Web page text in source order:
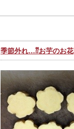
季節外れ…⁇お芋のお花